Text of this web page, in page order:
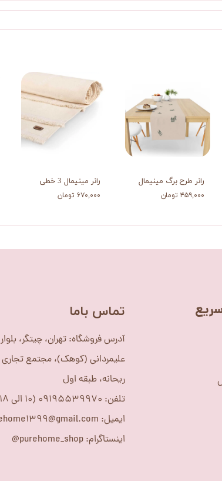
رانر مینیمال 3 خطی
۶۷۰,۰۰۰ تومان
رانر طرح برگ مینیمال
۴۵۹,۰۰۰ تومان
​تماس باما
آدرس فروشگاه: تهران، چیتگر، بلوار
علیمردانی (کوهک)، مجتمع تجاری
ریحانه، طبقه اول
تلفن: 09195539970 (10 الی 18 )
ایمیل: purehome1399@gmail.com
اینستاگرام: purehome_shop@